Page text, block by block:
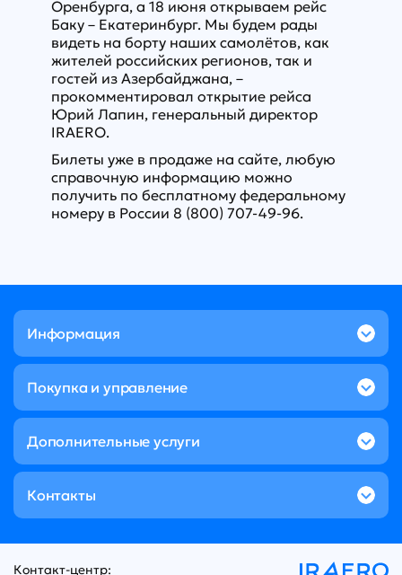
Оренбурга, а 18 июня открываем рейс
Баку – Екатеринбург. Мы будем рады
видеть на борту наших самолётов, как
жителей российских регионов, так и
гостей из Азербайджана, –
прокомментировал открытие рейса
Юрий Лапин, генеральный директор
IRAERO.
Билеты уже в продаже на сайте, любую
справочную информацию можно
получить по бесплатному федеральному
номеру в России 8 (800) 707-49-96.
Информация
Покупка и управление
Дополнительные услуги
Контакты
Контакт-центр: